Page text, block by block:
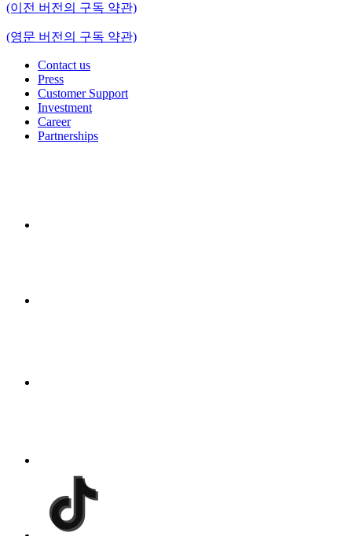
(이전 버전의 구독 약관)
(영문 버전의 구독 약관)
Contact us
Press
Customer Support
Investment
Career
Partnerships